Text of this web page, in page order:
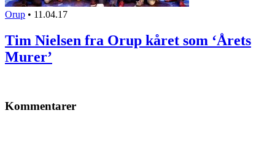
Orup • 11.04.17
Tim Nielsen fra Orup kåret som ‘Årets
Murer’
Kommentarer